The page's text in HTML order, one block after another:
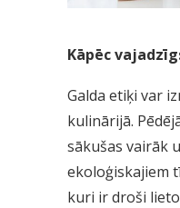
Kāpēc
Galda etiķi var
kulinārijā.
sākušas vairāk
ekoloģiskajiem
kuri ir droši